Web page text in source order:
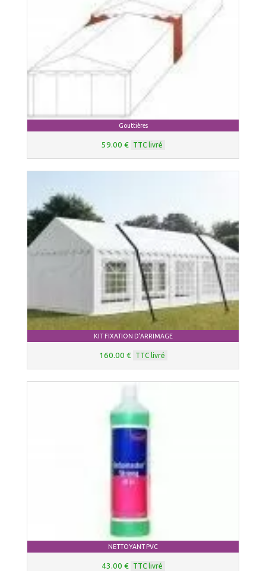
Gouttières
59.00 € TTC livré
KIT FIXATION D'ARRIMAGE
160.00 € TTC livré
NETTOYANT PVC
43.00 € TTC livré